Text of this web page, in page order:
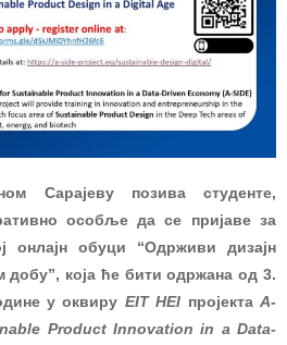
Сарајеву позива студенте,
особље да се пријаве за
онлајн обуци “Одрживи дизајн
добу”, која ће бити одржана од 3.
у оквиру EIT HEI пројектаA-
Product Innovation in a Data-